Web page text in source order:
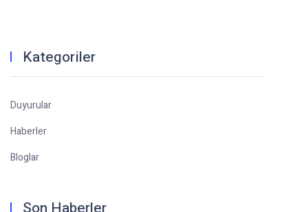
Kategoriler
Duyurular
Haberler
Bloglar